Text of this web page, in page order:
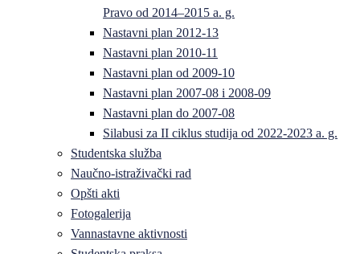
Pravo od 2014–2015 a. g.
Nastavni plan 2012-13
Nastavni plan 2010-11
Nastavni plan od 2009-10
Nastavni plan 2007-08 i 2008-09
Nastavni plan do 2007-08
Silabusi za II ciklus studija od 2022-2023 a. g.
Studentska služba
Naučno-istraživački rad
Opšti akti
Fotogalerija
Vannastavne aktivnosti